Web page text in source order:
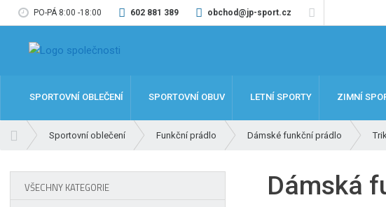
PO-PÁ 8:00 -18:00 602 881 389 obchod@jp-sport.cz
SPORTOVNÍ OBLEČENÍ SPORTOVNÍ OBUV LETNÍ SPORTY ZIMNÍ
Sportovní oblečení Funkční prádlo Dámské funkční prádlo
Dámská
VŠECHNY KATEGORIE